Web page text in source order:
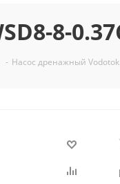
8-
- Насос дренажный